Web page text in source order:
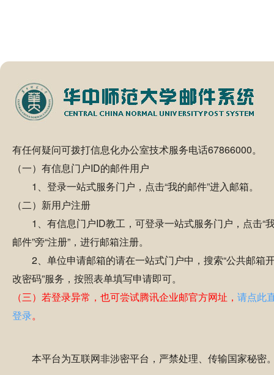
有任何疑问可拨打信息化办公室技术服务电话67866000。
（一）有信息门户ID的邮件用户
1、登录一站式服务门户，点击“我的邮件”进入邮箱。
（二）新用户注册
1、有信息门户ID教工，可登录一站式服务门户，点击“
邮件”旁“注册”，进行邮箱注册。
2、单位申请邮箱的请在一站式门户中，搜索“公共邮箱
改密码”服务，按照表单填写申请即可。
（三）若登录异常，也可尝试腾讯企业邮官方网址， 请点此
登录。
本平台为互联网非涉密平台，严禁处理、传输国家秘密